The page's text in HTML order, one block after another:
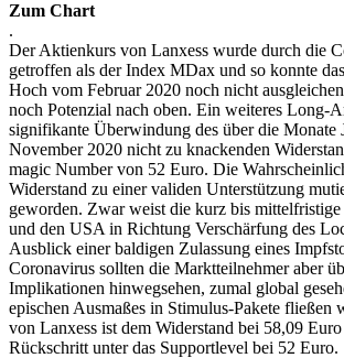
Zum Chart
.
Der Aktienkurs von Lanxess wurde durch die
getroffen als der Index MDax und so konnte
Hoch vom Februar 2020 noch nicht
noch Potenzial nach oben. Ein weiteres Long-
signifikante Überwindung des über die Monate
November 2020 nicht zu knackenden
magic Number von 52 Euro. Die
Widerstand zu einer validen Unterstützung
geworden. Zwar weist die kurz bis mittelfristige
und den USA in Richtung Verschärfung des
Ausblick einer baldigen Zulassung eines
Coronavirus sollten die Marktteilnehmer aber
Implikationen hinwegsehen, zumal global
epischen Ausmaßes in Stimulus-Pakete fließen
von Lanxess ist dem Widerstand bei 58,09
Rückschritt unter das Supportlevel bei 52 Euro.